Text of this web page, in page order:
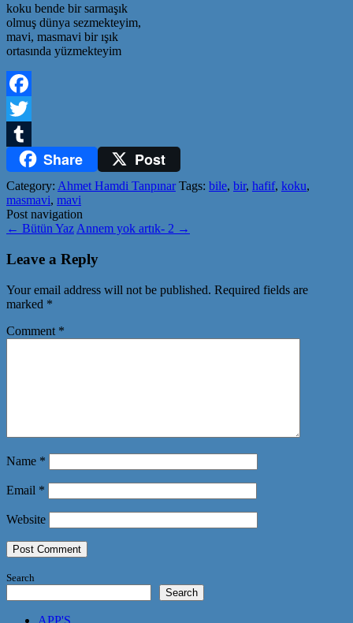
koku bende bir sarmaşık
olmuş dünya sezmekteyim,
mavi, masmavi bir ışık
ortasında yüzmekteyim
Facebook
Twitter
Tumblr Share Post
Category: Ahmet Hamdi Tanpınar Tags: bile, bir, hafif, koku,
masmavi, mavi
Post navigation
← Bütün Yaz Annem yok artık- 2 →
Leave a Reply
Your email address will not be published. Required fields are
marked *
Comment *
Name *
Email *
Website
Search
Search
APP'S